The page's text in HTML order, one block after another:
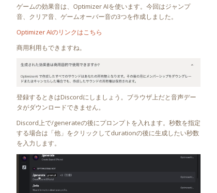
ゲームの効果音は、Optimizer AIを使います。今回はジャンプ
音、クリア音、ゲームオーバー音の3つを作成しました。
Optimizer AIのリンクはこちら
商用利用もできますね。
登録するときはDiscordにしましょう。ブラウザ上だと音声デー
タがダウンロードできません。
Discord上で/generateの後にプロンプトを入れます。秒数を指定
する場合は「他」をクリックしてdurationの後に生成したい秒数
を入力します。